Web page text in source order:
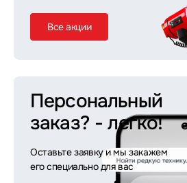
Все акции
Персональный
заказ? - легко!
Оставьте заявку и мы закажем
его специально для вас